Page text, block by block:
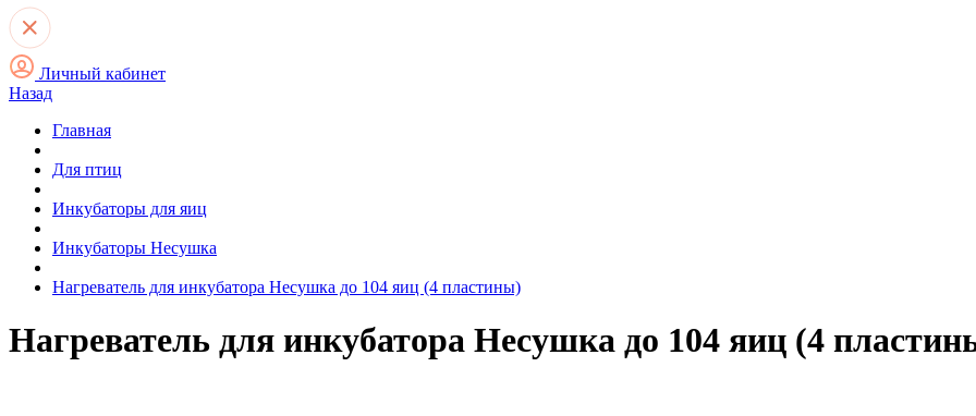
Личный кабинет
Назад
Главная
Для птиц
Инкубаторы для яиц
Инкубаторы Несушка
Нагреватель для инкубатора Несушка до 104 яиц (4 пластины)
Нагреватель для инкубатора Несушка до 104 яиц (4